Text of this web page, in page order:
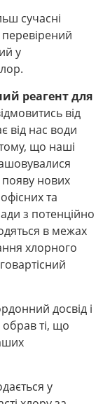
сучасні
у
реагент для
від
від нас води
що наші
появу нових
та
з потенційно
в межах
хлорного
досвід і
обрав ті, що
у